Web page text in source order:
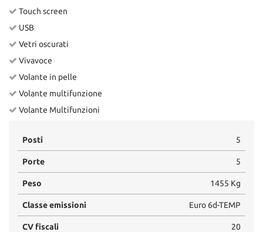
Touch screen
USB
Vetri oscurati
Vivavoce
Volante in pelle
Volante multifunzione
Volante Multifunzioni
Posti 5
Porte 5
Peso 1455 Kg
Classe emissioni Euro 6d-TEMP
CV fiscali 20